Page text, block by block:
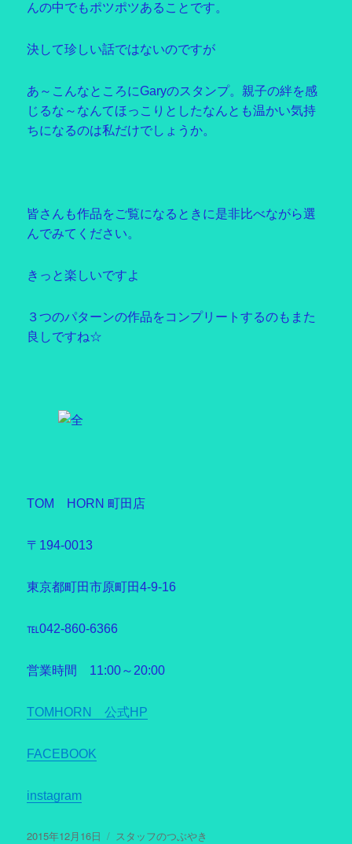
んの中でもポツポツあることです。
決して珍しい話ではないのですが
あ～こんなところにGaryのスタンプ。親子の絆を感
じるな～なんてほっこりとしたなんとも温かい気持
ちになるのは私だけでしょうか。
皆さんも作品をご覧になるときに是非比べながら選
んでみてください。
きっと楽しいですよ
３つのパターンの作品をコンプリートするのもまた
良しですね☆
TOM HORN 町田店
〒194-0013
東京都町田市原町田4-9-16
℡042-860-6366
営業時間 11:00～20:00
TOMHORN 公式HP
FACEBOOK
instagram
投
2015年12月16日
カ
スタッフのつぶやき